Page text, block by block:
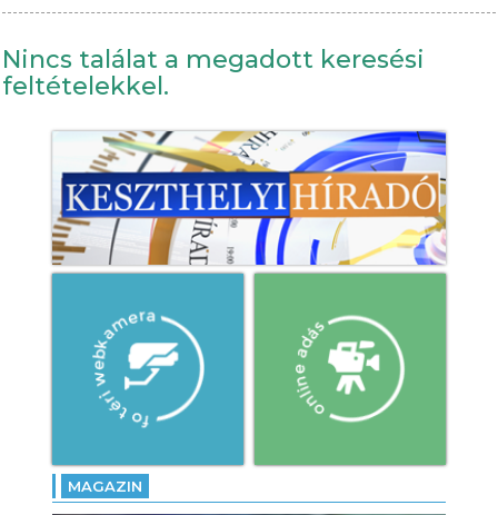
Nincs találat a megadott keresési
feltételekkel.
MAGAZIN